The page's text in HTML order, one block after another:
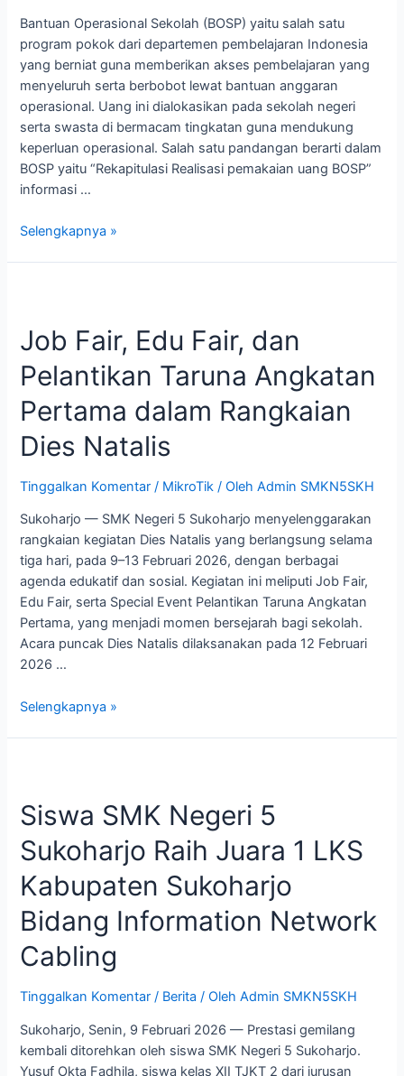
Bantuan Operasional Sekolah (BOSP) yaitu salah satu
program pokok dari departemen pembelajaran Indonesia
yang berniat guna memberikan akses pembelajaran yang
menyeluruh serta berbobot lewat bantuan anggaran
operasional. Uang ini dialokasikan pada sekolah negeri
serta swasta di bermacam tingkatan guna mendukung
keperluan operasional. Salah satu pandangan berarti dalam
BOSP yaitu “Rekapitulasi Realisasi pemakaian uang BOSP”
informasi …
Selengkapnya »
Job Fair, Edu Fair, dan
Pelantikan Taruna Angkatan
Pertama dalam Rangkaian
Dies Natalis
Tinggalkan Komentar / MikroTik / OlehAdmin SMKN5SKH
Sukoharjo — SMK Negeri 5 Sukoharjo menyelenggarakan
rangkaian kegiatan Dies Natalis yang berlangsung selama
tiga hari, pada 9–13 Februari 2026, dengan berbagai
agenda edukatif dan sosial. Kegiatan ini meliputi Job Fair,
Edu Fair, serta Special Event Pelantikan Taruna Angkatan
Pertama, yang menjadi momen bersejarah bagi sekolah.
Acara puncak Dies Natalis dilaksanakan pada 12 Februari
2026 …
Selengkapnya »
Siswa SMK Negeri 5
Sukoharjo Raih Juara 1 LKS
Kabupaten Sukoharjo
Bidang Information Network
Cabling
Tinggalkan Komentar / Berita / OlehAdmin SMKN5SKH
Sukoharjo, Senin, 9 Februari 2026 — Prestasi gemilang
kembali ditorehkan oleh siswa SMK Negeri 5 Sukoharjo.
Yusuf Okta Fadhila, siswa kelas XII TJKT 2 dari jurusan